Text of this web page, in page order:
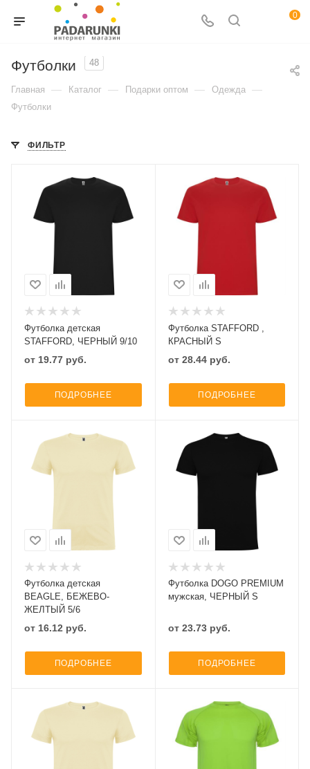
0
Футболки 48
Главная — Каталог — Подарки оптом — Одежда —
Футболки
ФИЛЬТР
Футболка детская
STAFFORD, ЧЕРНЫЙ 9/10
от 19.77 руб.
ПОДРОБНЕЕ
Футболка STAFFORD ,
КРАСНЫЙ S
от 28.44руб.
ПОДРОБНЕЕ
Футболка детская
BEAGLE, БЕЖЕВО-
ЖЕЛТЫЙ 5/6
от 16.12 руб.
ПОДРОБНЕЕ
Футболка DOGO PREMIUM
мужская, ЧЕРНЫЙ S
от 23.73руб.
ПОДРОБНЕЕ